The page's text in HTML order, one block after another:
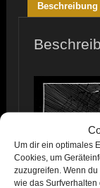
Um dir ein optimales
Cookies, um
zuzugreifen. Wenn
wie das Surfverhalten
Beschreibung